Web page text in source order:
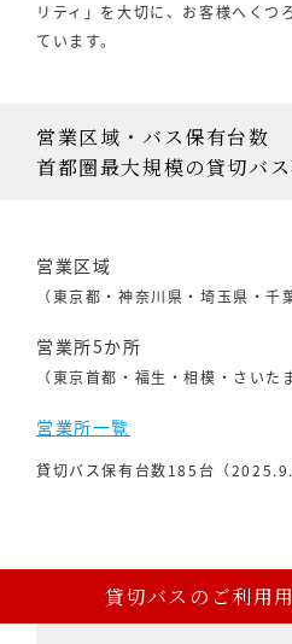
リティ」を大切に、お客様へくつ
ています。
営業区域・バス保有台数
首都圏最大規模の貸切バ
営業区域
（東京都・神奈川県・埼玉県・千
営業所5か所
（東京首都・福生・相模・さいた
営業所一覧
貸切バス保有台数185台（
貸切バスのご利用